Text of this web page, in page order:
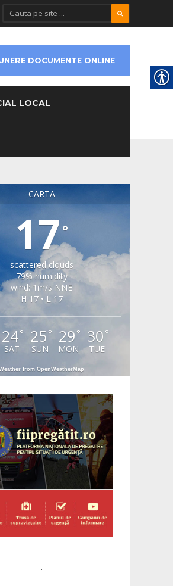
LOCAL
DOCUMENTE ONLINE
CARTA
17°
scattered clouds
79% humidity
wind: 1m/s NNE
H 17 • L 17
24°
SAT
25 °
SUN
29 °
MON
30 °
TUE
from OpenWeatherMap
.